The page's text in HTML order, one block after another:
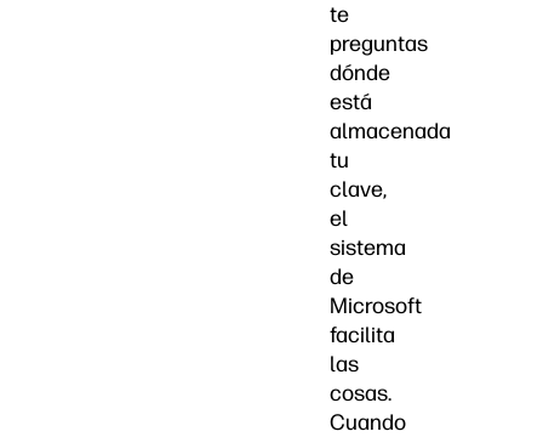
te
preguntas
dónde
está
almacenada
tu
clave,
el
sistema
de
Microsoft
facilita
las
cosas.
Cuando